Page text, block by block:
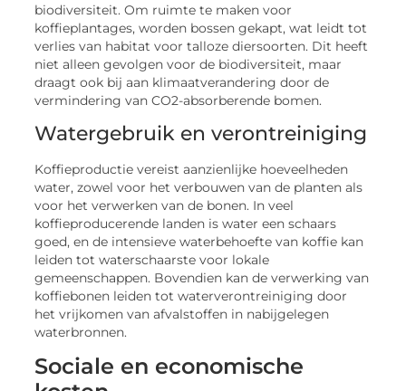
biodiversiteit. Om ruimte te maken voor
koffieplantages, worden bossen gekapt, wat leidt tot
verlies van habitat voor talloze diersoorten. Dit heeft
niet alleen gevolgen voor de biodiversiteit, maar
draagt ook bij aan klimaatverandering door de
vermindering van CO2-absorberende bomen.
Watergebruik en verontreiniging
Koffieproductie vereist aanzienlijke hoeveelheden
water, zowel voor het verbouwen van de planten als
voor het verwerken van de bonen. In veel
koffieproducerende landen is water een schaars
goed, en de intensieve waterbehoefte van koffie kan
leiden tot waterschaarste voor lokale
gemeenschappen. Bovendien kan de verwerking van
koffiebonen leiden tot waterverontreiniging door
het vrijkomen van afvalstoffen in nabijgelegen
waterbronnen.
Sociale en economische